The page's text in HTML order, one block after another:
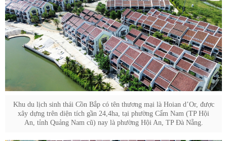
Khu du lịch sinh thái Cồn Bắp có tên thương mại là Hoian d’Or, được
xây dựng trên diện tích gần 24,4ha, tại phường Cẩm Nam (TP Hội
An, tỉnh Quảng Nam cũ) nay là phường Hội An, TP Đà Nẵng.